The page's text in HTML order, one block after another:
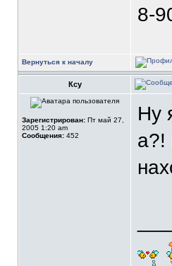
8-
Вернуться к началу
Ксу
Зарегистрирован: Пт май 27,
2005 1:20 am
Сообщения: 452
Ну
а?!